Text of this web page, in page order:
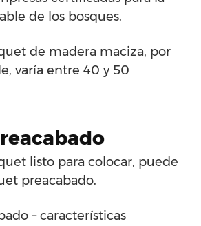
de los bosques.
de madera maciza, por
varía entre 40 y 50
listo para colocar, puede
preacabado.
– características